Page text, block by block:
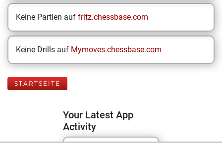
Keine Partien auf fritz.chessbase.com
Keine Drills auf Mymoves.chessbase.com
STARTSEITE
Your Latest App
Activity